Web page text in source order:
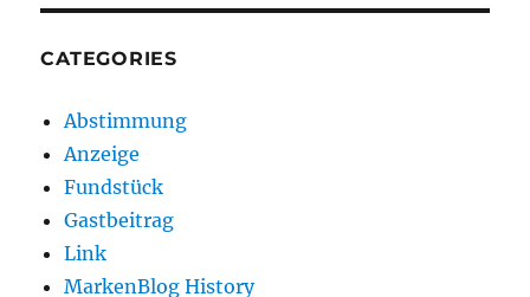
CATEGORIES
Abstimmung
Anzeige
Fundstück
Gastbeitrag
Link
MarkenBlog History